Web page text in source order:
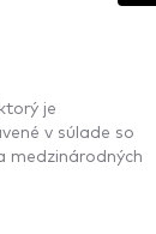
je
v súlade so
medzinárodných